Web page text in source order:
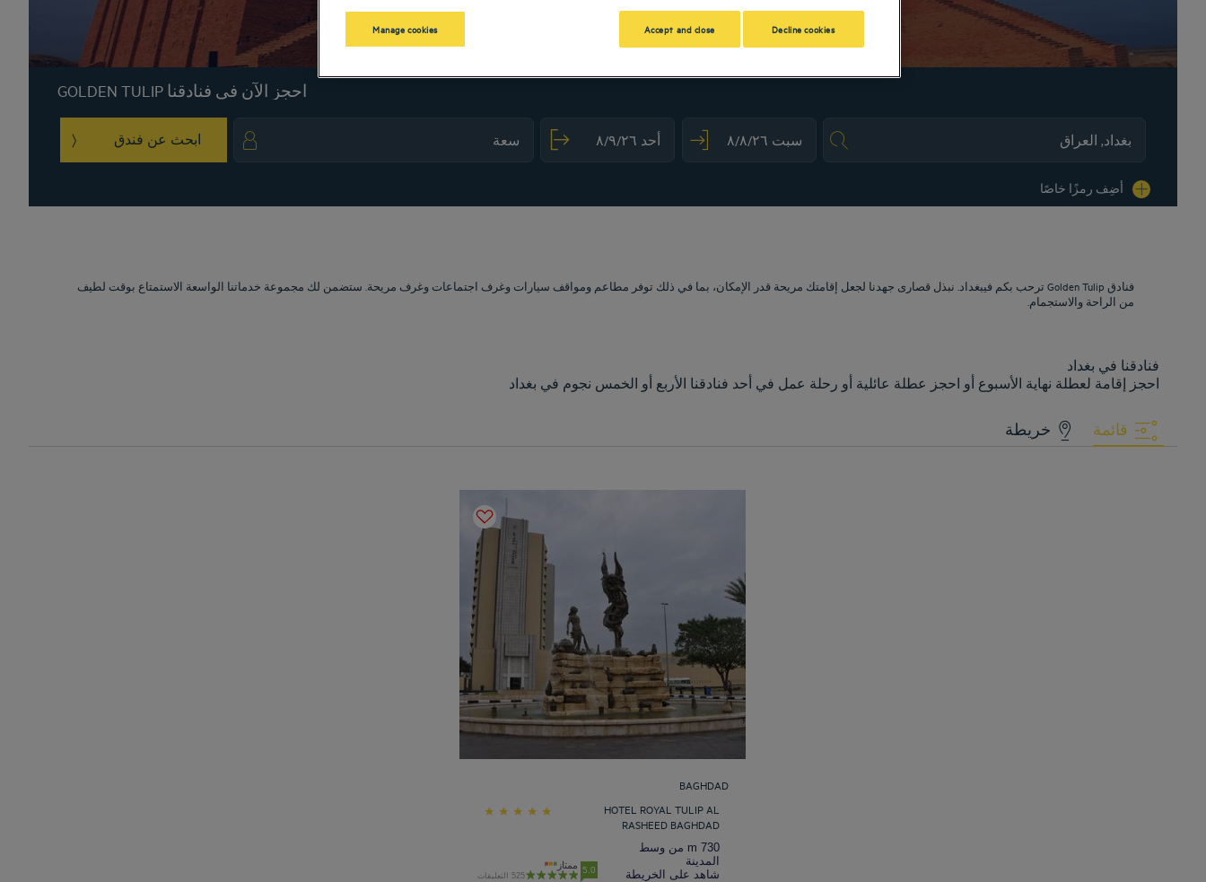
احجز الآن في فنادقنا GOLDEN TULIP
ابحث عن فندق
أضِف رمزًا خاصًا
فنادق Golden Tulip ترحب بكم فيبغداد. نبذل قصارى جهدنا لجعل إقامتك مريحة قدر الإمكان، بما في ذلك توفر مطاعم ومواقف سيارات وغرف اجتماعات وغرف مريحة. ستضمن لك مجموعة خدماتنا الواسعة الاستمتاع بوقت لطيف
من الراحة والاستجمام.
فنادقنا في بغداد
احجز إقامة لعطلة نهاية الأسبوع أو احجز عطلة عائلية أو رحلة عمل في أحد فنادقنا الأربع أو الخمس نجوم في بغداد
قائمة خريطة
BAGHDAD
HOTEL ROYAL TULIP AL
RASHEED BAGHDAD
730 m من وسط
المدينة
شاهد على الخريطة
5.0 ممتاز
525 التعليقات
Manage cookies Decline cookies
Accept and close